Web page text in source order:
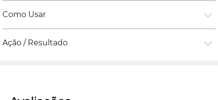
Como Usar
Ação / Resultado